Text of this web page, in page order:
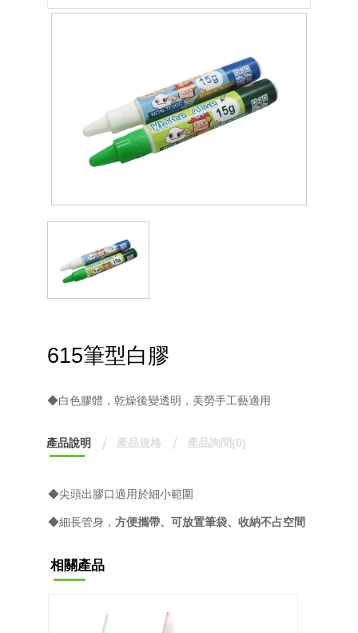
615筆型白膠
◆白色膠體，乾燥後變透明，美勞手工藝適用
產品說明 產品規格 產品詢問(0)
◆尖頭出膠口適用於細小範圍
◆細長管身， 方便攜帶、可放置筆袋、收納不占空間
相關產品